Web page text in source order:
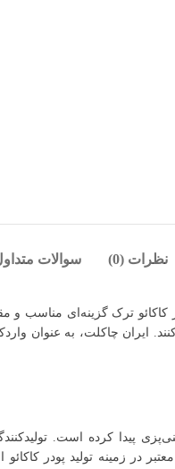
نظرات (0) سوالات
کاکائو ترک گزینه‌ای مناسب
ایران چاکلت، به عنوان
پیدا کرده است.
در زمینه تولید پودر